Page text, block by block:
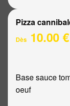
Pizza
Dès 10.00 €
Base sauce
oeuf